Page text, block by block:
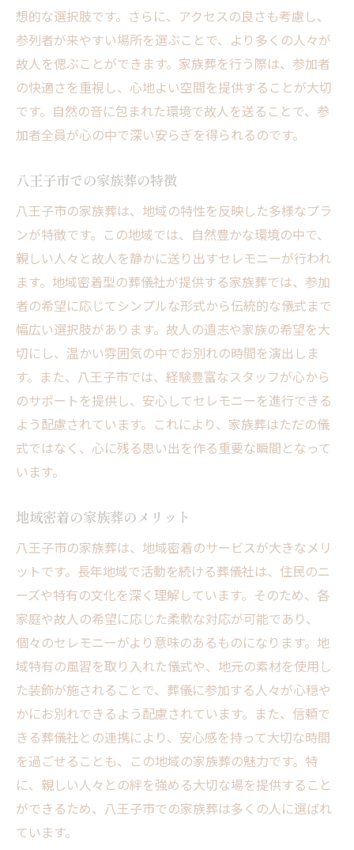
想的な選択肢です。さらに、アクセスの良さも考慮し、
参列者が来やすい場所を選ぶことで、より多くの人々が
故人を偲ぶことができます。家族葬を行う際は、参加者
の快適さを重視し、心地よい空間を提供することが大切
です。自然の音に包まれた環境で故人を送ることで、参
加者全員が心の中で深い安らぎを得られるのです。
八王子市での家族葬の特徴
八王子市の家族葬は、地域の特性を反映した多様なプラ
ンが特徴です。この地域では、自然豊かな環境の中で、
親しい人々と故人を静かに送り出すセレモニーが行われ
ます。地域密着型の葬儀社が提供する家族葬では、参加
者の希望に応じてシンプルな形式から伝統的な儀式まで
幅広い選択肢があります。故人の遺志や家族の希望を大
切にし、温かい雰囲気の中でお別れの時間を演出しま
す。また、八王子市では、経験豊富なスタッフが心から
のサポートを提供し、安心してセレモニーを進行できる
よう配慮されています。これにより、家族葬はただの儀
式ではなく、心に残る思い出を作る重要な瞬間となって
います。
地域密着の家族葬のメリット
八王子市の家族葬は、地域密着のサービスが大きなメリ
ットです。長年地域で活動を続ける葬儀社は、住民のニ
ーズや特有の文化を深く理解しています。そのため、各
家庭や故人の希望に応じた柔軟な対応が可能であり、
個々のセレモニーがより意味のあるものになります。地
域特有の風習を取り入れた儀式や、地元の素材を使用し
た装飾が施されることで、葬儀に参加する人々が心穏や
かにお別れできるよう配慮されています。また、信頼で
きる葬儀社との連携により、安心感を持って大切な時間
を過ごせることも、この地域の家族葬の魅力です。特
に、親しい人々との絆を強める大切な場を提供すること
ができるため、八王子市での家族葬は多くの人に選ばれ
ています。